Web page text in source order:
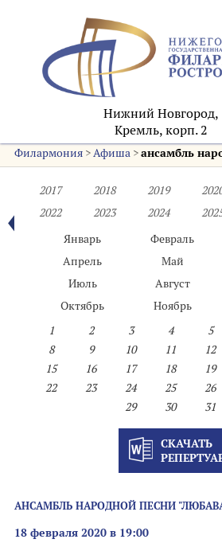
Нижний Новгород,
Кремль, корп. 2
Филармония>Афиша>ансамбль
2017 2018 2019
2022
2023 2024
Январь
Февраль
Апрель
Май
Июль
Август
Октябрь
Ноябрь
1
2 3 4 5
8
9 10 11 12
15
16 17 18 19
22
23 24 25 26
29
30 31
СКАЧАТЬ
АНСАМБЛЬ НАРОДНОЙ ПЕСНИ
18 февраля 2020 в 19:00